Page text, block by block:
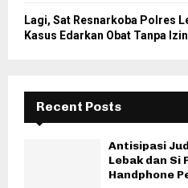
Lagi, Sat Resnarkoba Polres
Kasus Edarkan Obat Tanpa
Recent Posts
Antisipasi
Lebak dan Si
Handphone